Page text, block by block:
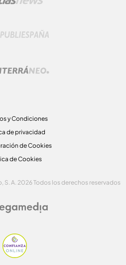
y Condiciones
de privacidad
de Cookies
de Cookies
A. 2026 Todos los derechos reservados